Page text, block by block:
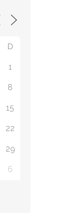
D
1
8
15
22
29
6